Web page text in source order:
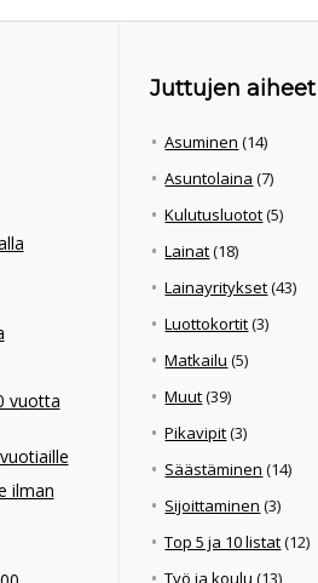
vuotta
ilman
Juttujen aiheet
Asuminen (14)
Asuntolaina (7)
Kulutusluotot(5)
Lainat(18)
Lainayritykset(43)
Luottokortit(3)
Matkailu (5)
Muut(39)
Pikavipit(3)
Säästäminen (14)
Sijoittaminen (3)
Top 5 ja 10 listat(12)
Työ ja koulu (13)